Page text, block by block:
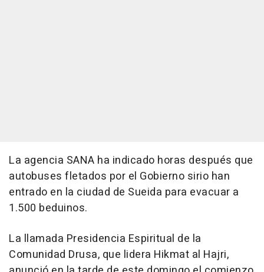
La agencia SANA ha indicado horas después que
autobuses fletados por el Gobierno sirio han
entrado en la ciudad de Sueida para evacuar a
1.500 beduinos.
La llamada Presidencia Espiritual de la
Comunidad Drusa, que lidera Hikmat al Hajri,